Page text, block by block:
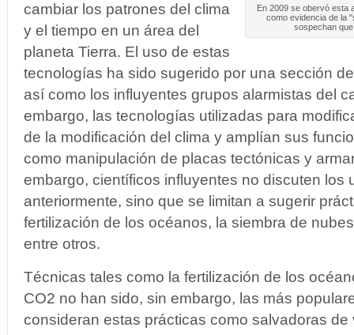
En 2009 se obervó esta
como evidencia de la
sospechan
cambiar los patrones del clima
y el tiempo en un área del
planeta Tierra. El uso de estas
tecnologías ha sido sugerido por una sección
así como los influyentes grupos alarmistas del
embargo, las tecnologías utilizadas para
de la modificación del clima y amplían sus
como manipulación de placas tectónicas y
embargo, científicos influyentes no discuten los
anteriormente, sino que se limitan a sugerir
fertilización de los océanos, la siembra de
entre otros.
Técnicas tales como la fertilización de los
CO2 no han sido, sin embargo, las más
consideran estas prácticas como salvadoras